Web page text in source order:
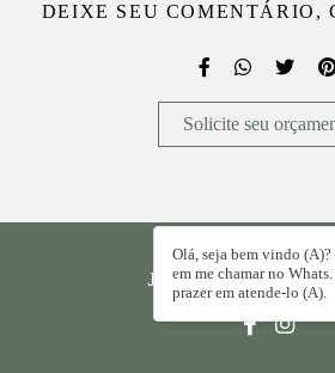
DEIXE SEU COMENTÁRIO,
Solicite seu
JORGE PAULO /
Olá, seja bem vindo
em me chamar no
prazer em atende-lo (A).